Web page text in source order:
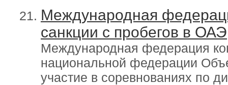
Международная
санкции с пробегов в ОАЭ
Международная федерация
национальной федерации
участие в соревнованиях по